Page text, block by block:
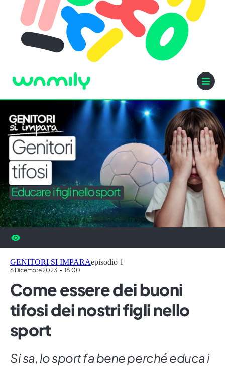
GENITORI SI IMPARAepisodio 1
6 Dicembre 2023 18:00
Come essere dei buoni
tifosi dei nostri figli nello
sport
Si sa, lo sport fa bene perché educa i